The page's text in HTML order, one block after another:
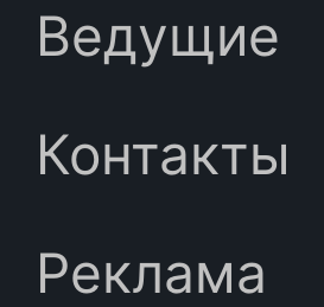
Ведущие
Контакты
Реклама